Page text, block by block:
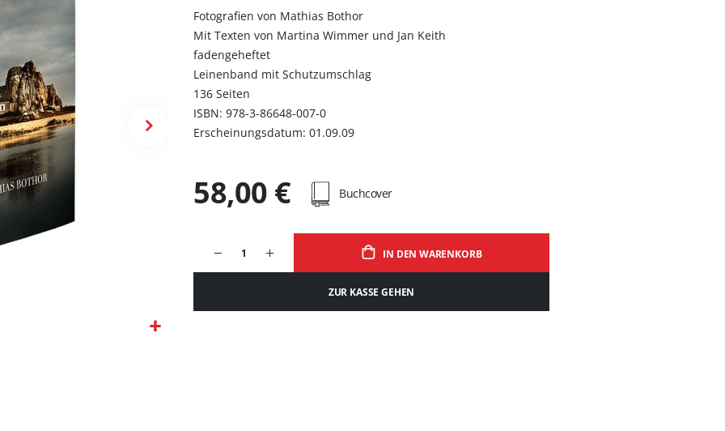
Fotografien von Mathias Bothor
Mit Texten von Martina Wimmer und Jan Keith
fadengeheftet
Leinenband mit Schutzumschlag
136 Seiten
ISBN: 978-3-86648-007-0
Erscheinungsdatum: 01.09.09
IN DEN WARENKORB
ZUR KASSE GEHEN
58,00 € Buchcover